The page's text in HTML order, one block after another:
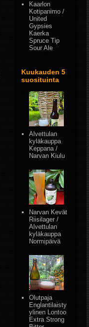
Kaarlon
Kotipanimo /
United
Gypsies
Kaerka
Spruce Tip
Sour Ale
Kuukauden 5
suosituinta
Alvettulan
kyläkauppa
Keppana /
Narvan Kiulu
Narvan Kevät
Riisilager /
Alvettulan
kyläkauppa
Normipäivä
Olutpaja
Englantilaisty
ylinen Lontoo
Extra Strong